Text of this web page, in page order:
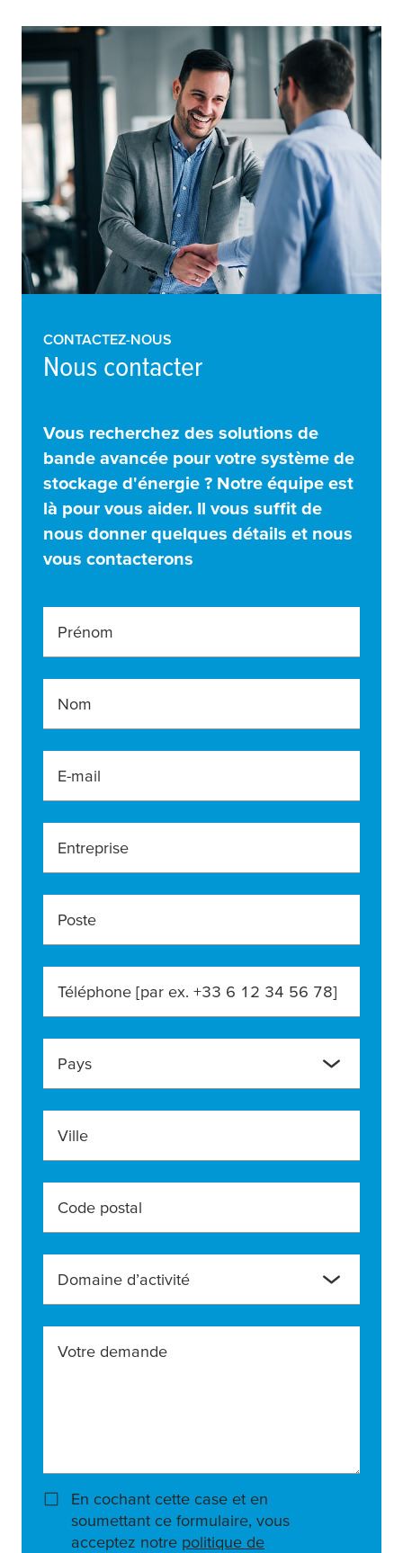
CONTACTEZ-NOUS
Nous contacter
Vous recherchez des solutions de
bande avancée pour votre système de
stockage d'énergie ? Notre équipe est
là pour vous aider. Il vous suffit de
nous donner quelques détails et nous
vous contacterons
Prénom
Nom
E-mail
Entreprise
Poste
Téléphone [par ex. +33 6 12 34 56 78]
Pays
Ville
Code postal
Domaine d’activité
Votre demande
En cochant cette case et en
soumettant ce formulaire, vous
acceptez notre politique de